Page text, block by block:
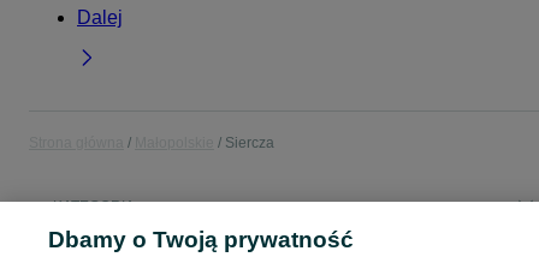
Dalej
Siercza
KATEGORIA
Dbamy o Twoją prywatność